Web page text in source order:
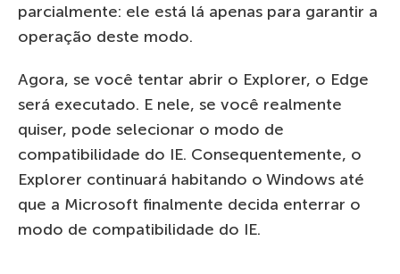
parcialmente: ele está lá apenas para garantir a
operação deste modo.
Agora, se você tentar abrir o Explorer, o Edge
será executado. E nele, se você realmente
quiser, pode selecionar o modo de
compatibilidade do IE. Consequentemente, o
Explorer continuará habitando o Windows até
que a Microsoft finalmente decida enterrar o
modo de compatibilidade do IE.